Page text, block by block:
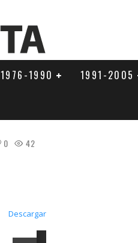
1976-1990 1991-2005
0 42
Descargar